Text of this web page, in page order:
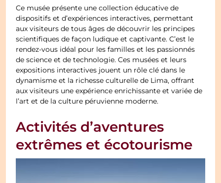
Ce musée présente une collection éducative de
dispositifs et d’expériences interactives, permettant
aux visiteurs de tous âges de découvrir les principes
scientifiques de façon ludique et captivante. C’est le
rendez-vous idéal pour les familles et les passionnés
de science et de technologie. Ces musées et leurs
expositions interactives jouent un rôle clé dans le
dynamisme et la richesse culturelle de Lima, offrant
aux visiteurs une expérience enrichissante et variée de
l’art et de la culture péruvienne moderne.
Activités d’aventures
extrêmes et écotourisme